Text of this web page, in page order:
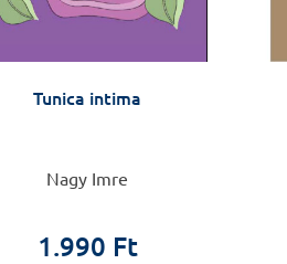
Tunica intima
Nagy Imre
1.990 Ft